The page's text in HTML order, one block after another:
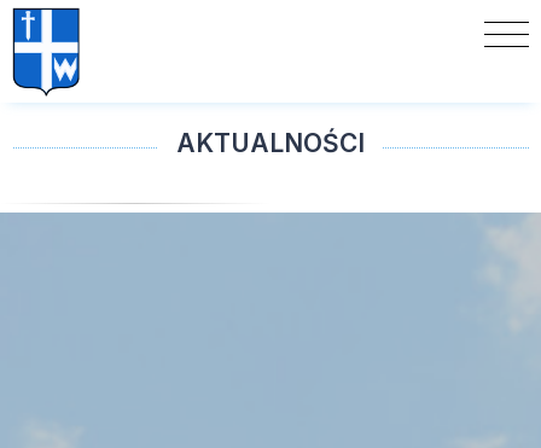
AKTUALNOŚCI